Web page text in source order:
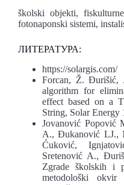
školski objekti,
fotonaponski sistemi,
ЛИТЕРАТУРА:
https://solargis.com/
Forcan, Ž. Đurišić,
algorithm for
effect based on a
String, Solar Energy
Jovanović Popović
A., Đukanović LJ.,
Ćuković,
Sretenović A.,
Zgrade školskih i
metodološki